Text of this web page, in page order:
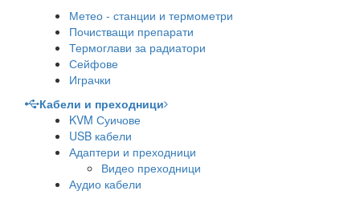
Метео - станции и термометри
Почистващи препарати
Термоглави за радиатори
Сейфове
Играчки
Кабели и преходници
KVM Суичове
USB кабели
Адаптери и преходници
Видео преходници
Аудио кабели